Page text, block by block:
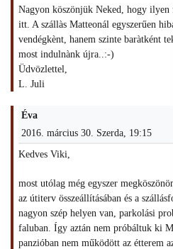
Nagyon köszönjük Neked, hogy
itt. A szállàs Matteonál egyszerűen
vendégkènt, hanem szinte baràtként
most indulnànk újra..:-)
Üdvözlettel,
L. Juli
Éva
2016. március 30. Szerda, 19:15
Kedves Viki,
most utólag még egyszer
az útiterv összeállításában és a
nagyon szép helyen van, parkolási
faluban. Így aztán nem próbáltuk ki
panzióban nem működött az étterem